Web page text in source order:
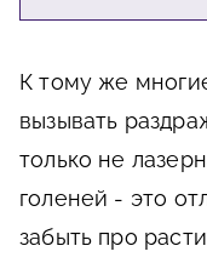
К тому же
вызывать
только не
голеней - это
забыть про